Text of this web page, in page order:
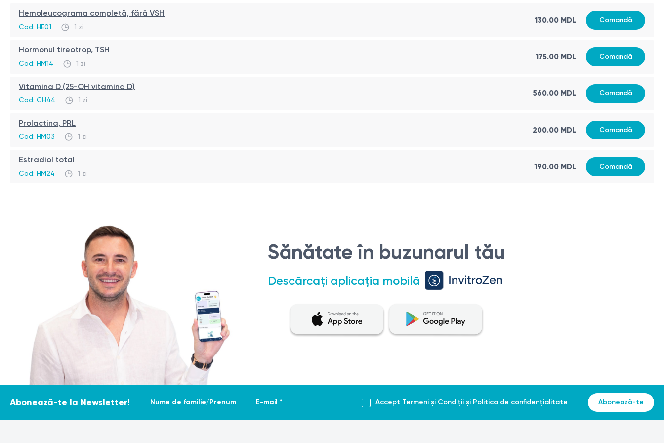
Hemoleucograma completă, fără VSH
Cod: HE01 1 zi
130.00 MDL Comandă
Hormonul tireotrop, TSH
Cod: HM14 1 zi
175.00 MDL Comandă
Vitamina D (25-OH vitamina D)
Cod: CH44 1 zi
560.00 MDL Comandă
Prolactina, PRL
Cod: HM03 1 zi
200.00 MDL Comandă
Estradiol total
Cod: HM24 1 zi
190.00 MDL Comandă
Sănătate în buzunarul tău
Descărcați aplicația mobilă
Abonează-te la Newsletter! Nume de familie/Prenume * E-mail * Accept Termeni și Condiții și Politica de confidențialitate Abonează-te